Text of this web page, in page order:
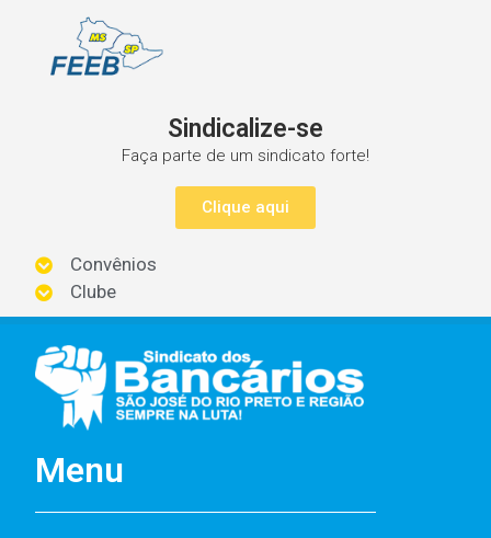
Sindicalize-se
Faça parte de um sindicato forte!
Clique aqui
Convênios
Clube
Menu